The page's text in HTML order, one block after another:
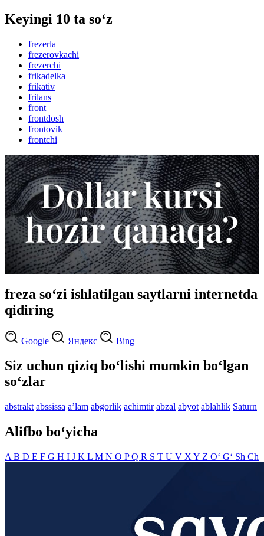
Keyingi 10 ta so‘z
frezerla
frezerovkachi
frezerchi
frikadelka
frikativ
frilans
front
frontdosh
frontovik
frontchi
freza so‘zi ishlatilgan saytlarni internetda
qidiring
Google Яндекс Bing
Siz uchun qiziq bo‘lishi mumkin bo‘lgan
so‘zlar
abstrakt abssissa aʼlam abgorlik achimtir abzal abyot ablahlik Saturn
Alifbo bo‘yicha
A B D E F G H I J K L M N O PQ R S T U V X Y Z O‘ G‘ Sh Ch